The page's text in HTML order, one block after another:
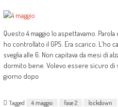
Questo 4 maggio lo aspettavamo.
ho controllato il GPS. Era scarico. L'ho
sveglia alle 6. Non capitava da mesi di
dormito bene. Volevo essere sicuro di
giorno dopo
Tagged 4 maggio fase 2 lockdown